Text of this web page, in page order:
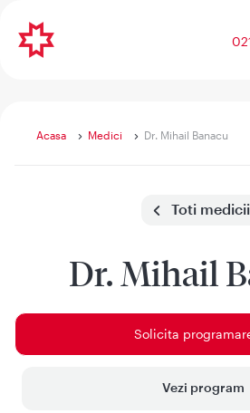
Acasa Medici Dr. Mihail Banacu
Toti medicii
Dr. Mihail
Solicita
Vezi program